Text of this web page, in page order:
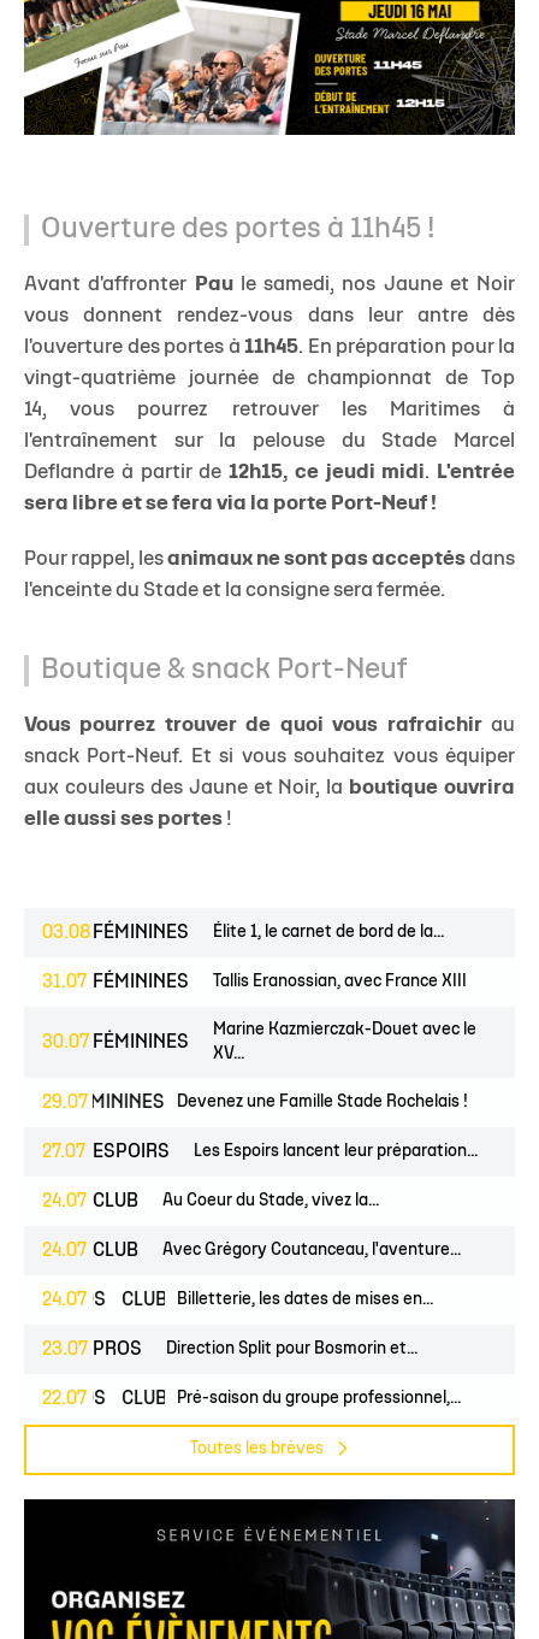
Ouverture des portes à 11h45 !
Avant d'affronter Paule samedi, nos Jaune et Noir
vous donnent rendez-vous dans leur antre dès
l'ouverture des portes à 11h45. En préparation pour la
vingt-quatrième journée de championnat de Top
14, vous pourrez retrouver les Maritimes à
l'entraînement sur la pelouse du Stade Marcel
Deflandre à partir de 12h15, ce jeudi midi.
L'entrée
sera libre et se fera via la porte Port-Neuf !
Pour rappel, les animaux ne sont pas acceptés dans
l'enceinte du Stade et la consigne sera fermée.
Boutique & snack Port-Neuf
Vous pourrez trouver de quoi vous rafraichir au
snack Port-Neuf. Et si vous souhaitez vous équiper
aux couleurs des Jaune et Noir, la boutique ouvrira
elle aussi ses portes !
03.08 FÉMININES Élite 1, le carnet de bord de la...
31.07 FÉMININES Tallis Eranossian, avec France XIII
30.07 FÉMININES
Marine Kazmierczak-Douet avec le
XV...
29.07
FÉMININES CLUBDevenez une Famille Stade Rochelais !
27.07 ESPOIRS Les Espoirs lancent leur préparation...
24.07 CLUB Au Coeur du Stade, vivez la...
24.07 CLUB Avec Grégory Coutanceau, l'aventure...
24.07
PROS CLUB Billetterie, les dates de mises en...
23.07 PROS Direction Split pour Bosmorin et...
22.07
PROS CLUB Pré-saison du groupe professionnel,...
Toutes les brèves